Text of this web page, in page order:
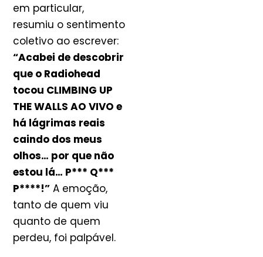
em particular,
resumiu o sentimento
coletivo ao escrever:
“Acabei de descobrir
que o Radiohead
tocou CLIMBING UP
THE WALLS AO VIVO e
há lágrimas reais
caindo dos meus
olhos… por que não
estou lá… P*** Q***
P****!” A emoção,
tanto de quem viu
quanto de quem
perdeu, foi palpável.